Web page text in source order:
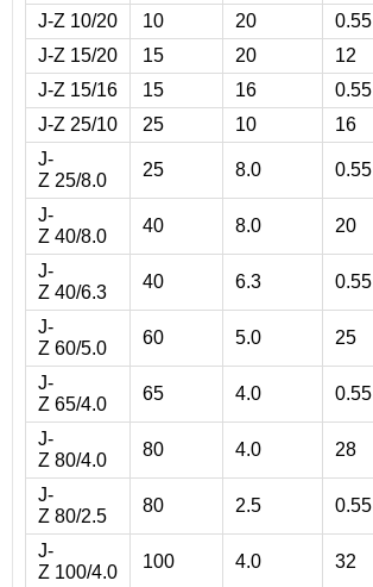
J-Z 10/20
10 20
0.55
J-Z 15/20
15 20 12
J-Z 15/16
15 16
0.55
J-Z 25/10
25 10 16
J-
Z 25/8.0
25 8.0 0.55
J-
Z 40/8.0
40 8.0 20
J-
Z 40/6.3
40 6.3 0.55
J-
Z 60/5.0
60 5.0 25
J-
Z 65/4.0
65 4.0 0.55
J-
Z 80/4.0
80 4.0 28
J-
Z 80/2.5
80 2.5 0.55
J-
Z 100/4.0
100 4.0 32